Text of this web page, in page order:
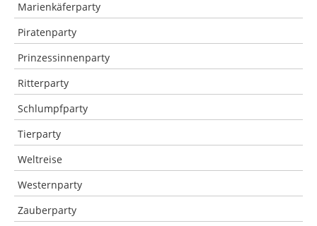
Marienkäferparty
Piratenparty
Prinzessinnenparty
Ritterparty
Schlumpfparty
Tierparty
Weltreise
Westernparty
Zauberparty